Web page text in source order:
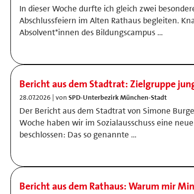
In dieser Woche durfte ich gleich zwei
Abschlussfeiern im Alten Rathaus begleiten.
Absolvent*innen des Bildungscampus …
Bericht aus dem Stadtrat: Zielgruppe
28.07.2026 | von SPD-Unterbezirk München-Stadt
Der Bericht aus dem Stadtrat von Simone
Woche haben wir im Sozialausschuss eine
beschlossen: Das so genannte …
Bericht aus dem Rathaus: Warum mir